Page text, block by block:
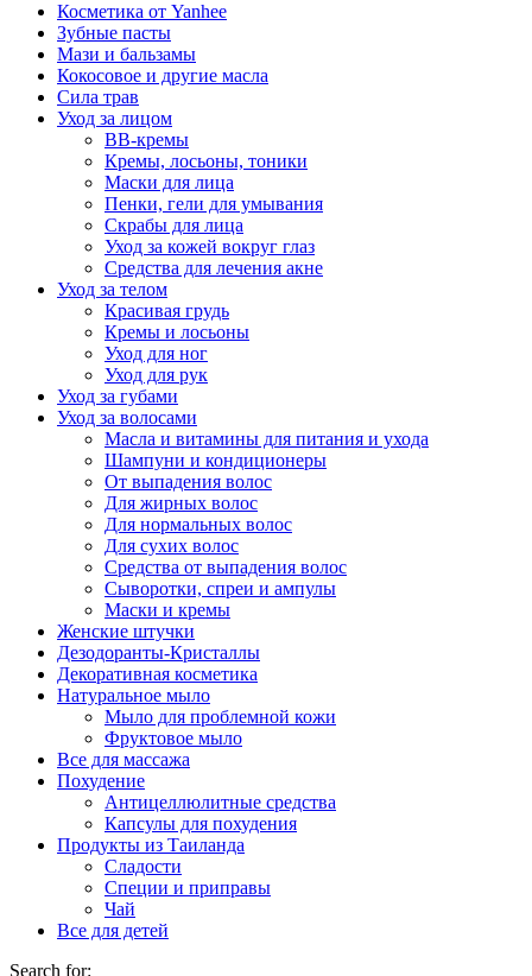
Косметика от Yanhee
Зубные пасты
Мази и бальзамы
Кокосовое и другие масла
Сила трав
Уход за лицом
BB-кремы
Кремы, лосьоны, тоники
Маски для лица
Пенки, гели для умывания
Скрабы для лица
Уход за кожей вокруг глаз
Средства для лечения акне
Уход за телом
Красивая грудь
Кремы и лосьоны
Уход для ног
Уход для рук
Уход за губами
Уход за волосами
Масла и витамины для питания и ухода
Шампуни и кондиционеры
От выпадения волос
Для жирных волос
Для нормальных волос
Для сухих волос
Средства от выпадения волос
Сыворотки, спреи и ампулы
Маски и кремы
Женские штучки
Дезодоранты-Кристаллы
Декоративная косметика
Натуральное мыло
Мыло для проблемной кожи
Фруктовое мыло
Все для массажа
Похудение
Антицеллюлитные средства
Капсулы для похудения
Продукты из Таиланда
Сладости
Специи и приправы
Чай
Все для детей
Search for: